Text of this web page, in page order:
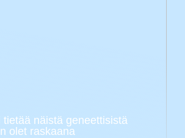
tietää näistä geneettisistä
olet raskaana